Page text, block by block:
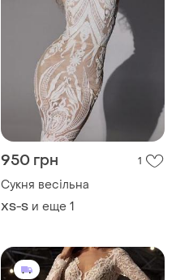
950 грн 1
Сукня весільна
XS-S и еще 1